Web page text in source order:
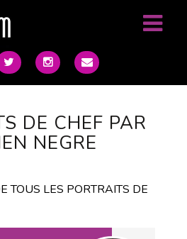
DE CHEF PAR
NEGRE
TOUS LES PORTRAITS DE